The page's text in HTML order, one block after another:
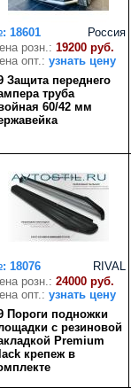
Россия
18601
розн.: 19200 руб.
опт.: узнать цену
Защита переднего
труба
60/42 мм
RIVAL
18076
розн.: 24000 руб.
опт.: узнать цену
Пороги подножки
с резиновой
Premium
крепеж в